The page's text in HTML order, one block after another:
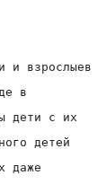
и взрослыев
в
дети с их
детей
даже